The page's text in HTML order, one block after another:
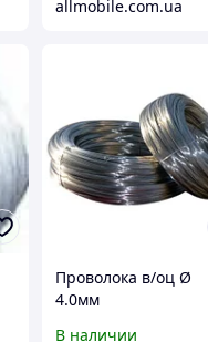
allmobile.com.ua
Проволока в/оц Ø
4.0мм
В наличии